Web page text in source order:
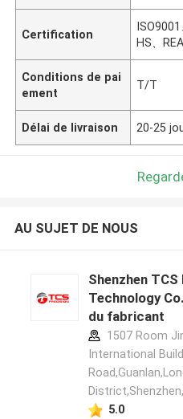
Certification
HS、
Conditions de pai
ement
T/T
Délai de livraison 20-25
AU SUJET DE NOUS
Shenzhen
Technology
du fabricant
1507 Room
International
5.0